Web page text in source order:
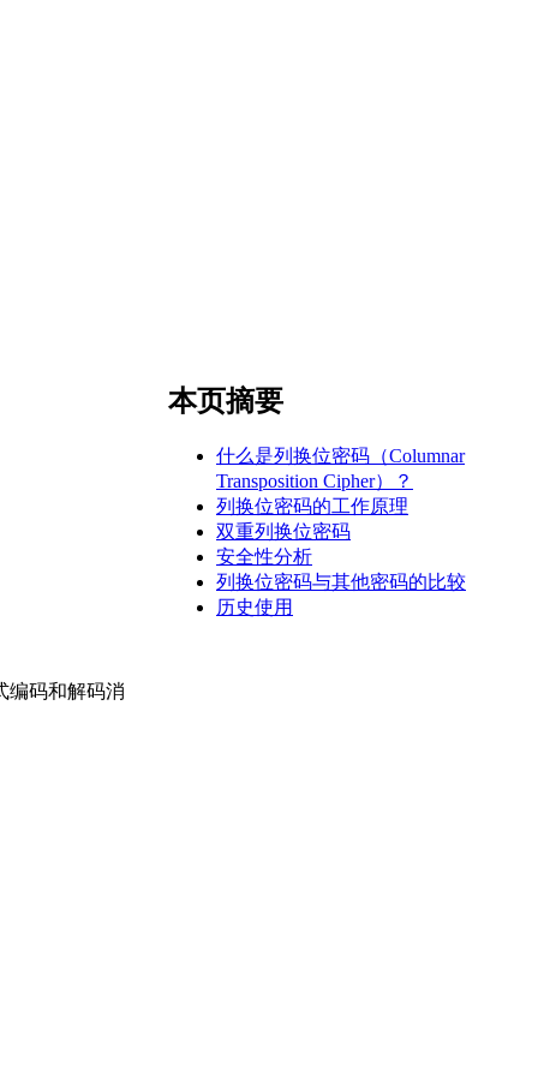
编码和解码消
本页摘要
什么是列换位密码（Columnar
Transposition Cipher）？
列换位密码的工作原理
双重列换位密码
安全性分析
列换位密码与其他密码的比较
历史使用